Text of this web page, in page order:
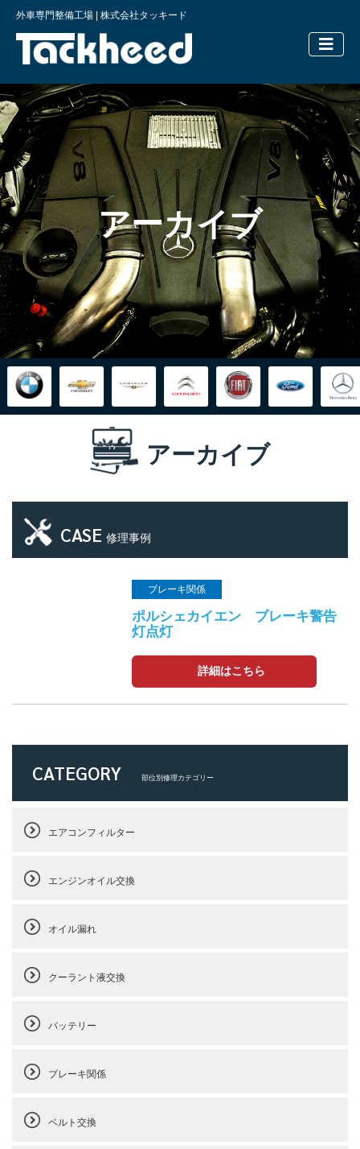
外車専門整備工場 | 株式会社タッキード
横浜の外
アーカイブ
アーカイブ
CASE 修理事例
ブレーキ関係
ポルシェカイエン ブレーキ警告
灯点灯
詳細はこちら
CATEGORY 部位別修理カテゴリー
エアコンフィルター
エンジンオイル交換
オイル漏れ
クーラント液交換
バッテリー
ブレーキ関係
ベルト交換